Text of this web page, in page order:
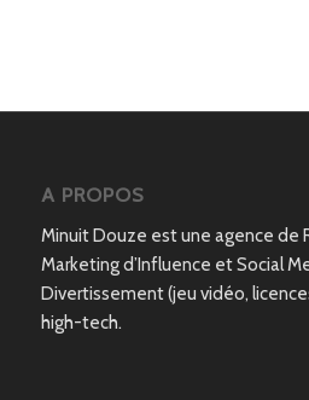
A PROPOS
Minuit Douze est une agence de
Marketing d’Influence et Social
Divertissement (jeu vidéo,
high-tech.